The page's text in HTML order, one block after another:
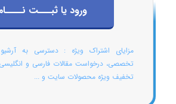
ورود یا ثبـــت
مزایای اشتراک ویژه : دسترسی به آرشیو
تخصصی، درخواست مقالات فارسی و انگلیسی،
تخفیف ویژه محصولات سایت و ...